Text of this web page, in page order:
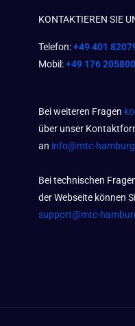
KONTAKTIEREN SIE
Telefon:+49 401
Mobil:+49 176
Bei weiteren Fragen
über unser
an info@mtc-
Bei technischen
der Webseite können
support@mtc-